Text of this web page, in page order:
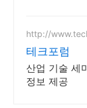
http://
테크포럼
산업 기술 세미나, 교육
정보 제공